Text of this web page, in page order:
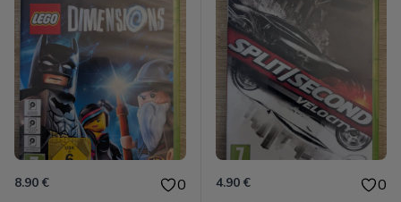
8.90 € 0 4.90 € 0